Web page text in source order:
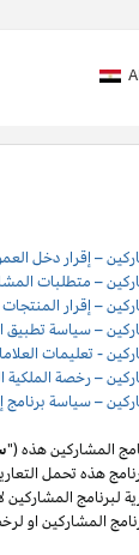
– إقرار دخل
– متطلبات
– إقرار المنتجات
– سياسة تطبيق
- تعليمات
– رخصة الملكية
– سياسة
المشاركين هذه ("
هذه تحمل
المشاركين او